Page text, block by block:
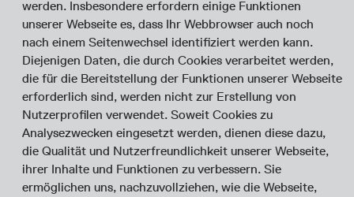
werden. Insbesondere erfordern einige Funktionen
unserer Webseite es, dass Ihr Webbrowser auch noch
nach einem Seitenwechsel identifiziert werden kann.
Diejenigen Daten, die durch Cookies verarbeitet werden,
die für die Bereitstellung der Funktionen unserer Webseite
erforderlich sind, werden nicht zur Erstellung von
Nutzerprofilen verwendet. Soweit Cookies zu
Analysezwecken eingesetzt werden, dienen diese dazu,
die Qualität und Nutzerfreundlichkeit unserer Webseite,
ihrer Inhalte und Funktionen zu verbessern. Sie
ermöglichen uns, nachzuvollziehen, wie die Webseite,